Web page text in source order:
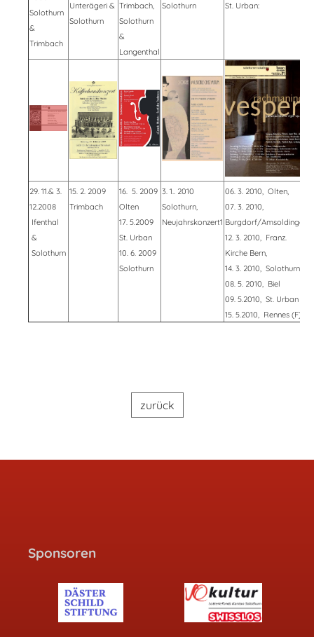
Solothurn
&
Trimbach
Unterägeri &
Solothurn
Trimbach,
Solothurn
&
Langenthal
Solothurn
St. Urban:
29. 11.& 3.
12.2008
Ifenthal
&
Solothurn
15. 2. 2009
Trimbach
16. 5. 2009
Olten
17. 5.2009
St. Urban
10. 6. 2009
Solothurn
3. 1.. 2010
Solothurn,
Neujahrskonzert1
06. 3. 2010, Olten,
07. 3. 2010,
Burgdorf/Amsoldingen
12. 3. 2010, Franz.
Kirche Bern,
14. 3. 2010, Solothurn
08. 5. 2010, Biel
09. 5.2010, St. Urban
15. 5.2010, Rennes (F)
zurück
Sponsoren